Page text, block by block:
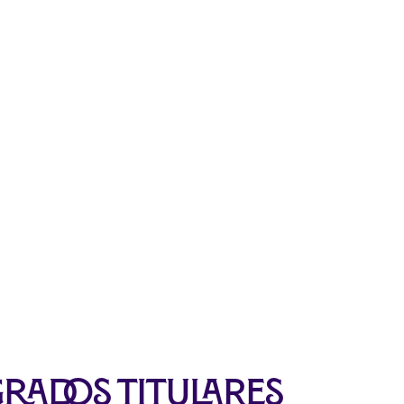
Titulares